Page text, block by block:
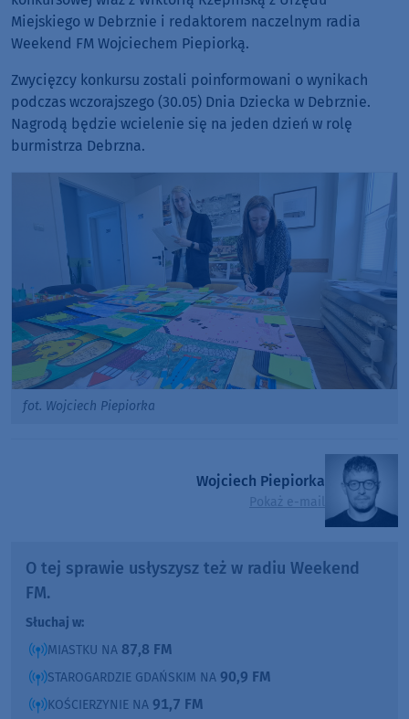
Miejskiego w Debrznie i redaktorem naczelnym radia
Weekend FM Wojciechem Piepiorką.
Zwycięzcy konkursu zostali poinformowani o wynikach
podczas wczorajszego (30.05) Dnia Dziecka w Debrznie.
Nagrodą będzie wcielenie się na jeden dzień w rolę
burmistrza Debrzna.
fot. Wojciech Piepiorka
Wojciech Piepiorka
Pokaż e-mail
O tej sprawie usłyszysz też w radiu Weekend
FM.
Słuchaj w:
MIASTKU NA 87,8 FM
STAROGARDZIE GDAŃSKIM NA 90,9 FM
KOŚCIERZYNIE NA 91,7 FM